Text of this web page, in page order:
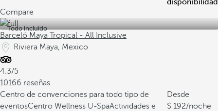
disponibilidad
Compare
Todo incluido
Barceló Maya Tropical - All Inclusive
Riviera Maya, Mexico
4.3/5
10166 reseñas
Centro de convenciones para todo tipo de
eventosCentro Wellness U-SpaActividades e
Desde
192/noche